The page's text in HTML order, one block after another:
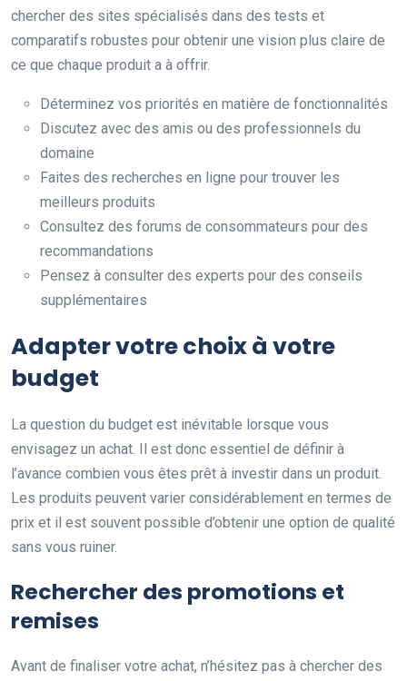
chercher des sites spécialisés dans des tests et
comparatifs robustes pour obtenir une vision plus claire de
ce que chaque produit a à offrir.
Déterminez vos priorités en matière de fonctionnalités
Discutez avec des amis ou des professionnels du
domaine
Faites des recherches en ligne pour trouver les
meilleurs produits
Consultez des forums de consommateurs pour des
recommandations
Pensez à consulter des experts pour des conseils
supplémentaires
Adapter votre choix à votre
budget
La question du budget est inévitable lorsque vous
envisagez un achat. Il est donc essentiel de définir à
l’avance combien vous êtes prêt à investir dans un produit.
Les produits peuvent varier considérablement en termes de
prix et il est souvent possible d’obtenir une option de qualité
sans vous ruiner.
Rechercher des promotions et
remises
Avant de finaliser votre achat, n’hésitez pas à chercher des